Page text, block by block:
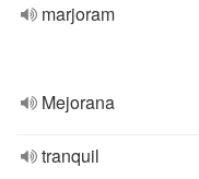
marjoram
Mejorana
tranquil